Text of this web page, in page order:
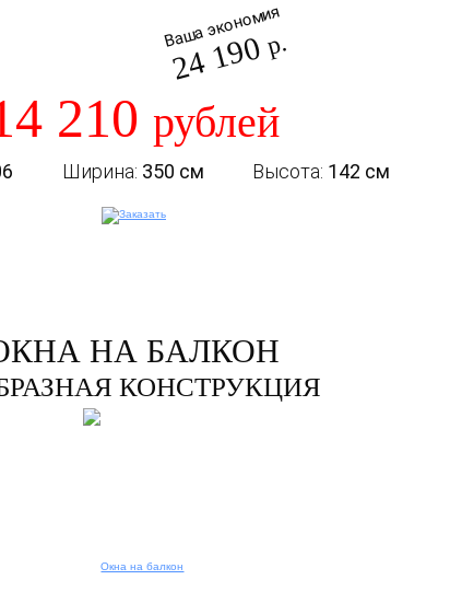
Ваша экономия
24 190р.
210 рублей
Ширина: 350 см Высота: 142 см
НА БАЛКОН
КОНСТРУКЦИЯ